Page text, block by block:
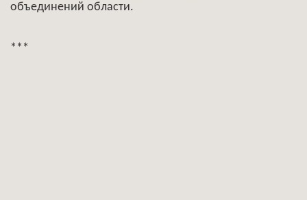
объединений области.
***